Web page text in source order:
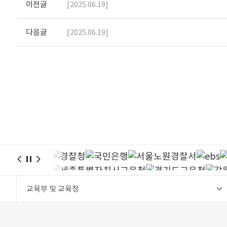
이전글 [2025.06.19]
다음글 [2025.06.19]